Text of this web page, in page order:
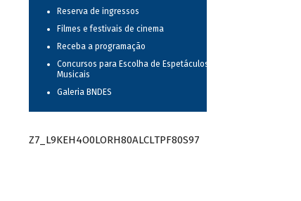
Reserva de ingressos
Filmes e festivais de cinema
Receba a programação
Concursos para Escolha de Espetáculos
Musicais
Galeria BNDES
Z7_L9KEH4O0LORH80ALCLTPF80S97